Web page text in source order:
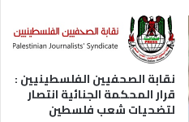
نقابة الصحفيين الفلسطينيين :
قرار المحكمة الجنائية انتصار
لتضحيات شعب فلسطين